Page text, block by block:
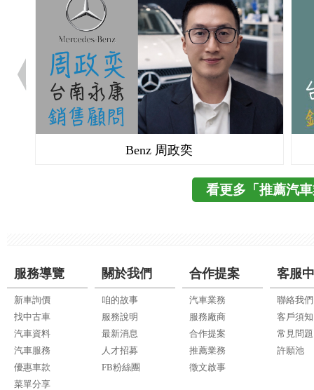
Benz 周政奕
看更多「推薦汽
服務導覽
新車詢價
找中古車
汽車資料
汽車服務
優惠車款
菜單分享
關於我們
咱的故事
服務說明
最新消息
人才招募
FB粉絲團
合作提案
汽車業務
服務廠商
合作提案
推薦業務
徵文啟事
客服
聯絡我們
客戶須知
常見問題
許願池